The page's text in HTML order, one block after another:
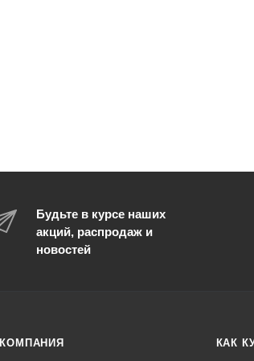
Будьте в курсе наших
акций, распродаж и
новостей
КОМПАНИЯ КАК